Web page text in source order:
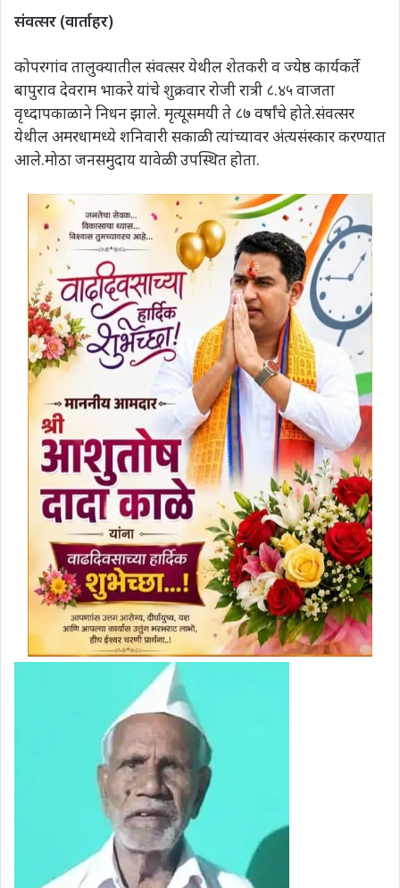
संवत्सर (वार्ताहर)
कोपरगांव तालुक्यातील संवत्सर येथील शेतकरी व ज्येष्ठ कार्यकर्ते
बापुराव देवराम भाकरे यांचे शुक्रवार रोजी रात्री ८.४५ वाजता
वृध्दापकाळाने निधन झाले. मृत्यूसमयी ते ८७ वर्षांचे होते.संवत्सर
येथील अमरधामध्ये शनिवारी सकाळी त्यांच्यावर अंत्यसंस्कार करण्यात
आले.मोठा जनसमुदाय यावेळी उपस्थित होता.